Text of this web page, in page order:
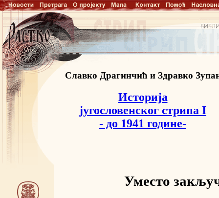
Славко Драгинчић и Здравко
Историја
југословенског стрипа I
- до 1941 године-
Уместо